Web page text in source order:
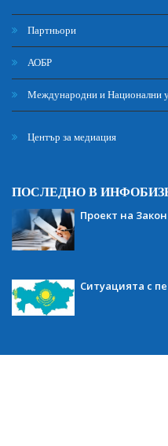
Партньори
АОБР
Международни и Национални
Център за медиация
ПОСЛЕДНО В
Проект на
Ситуацията с